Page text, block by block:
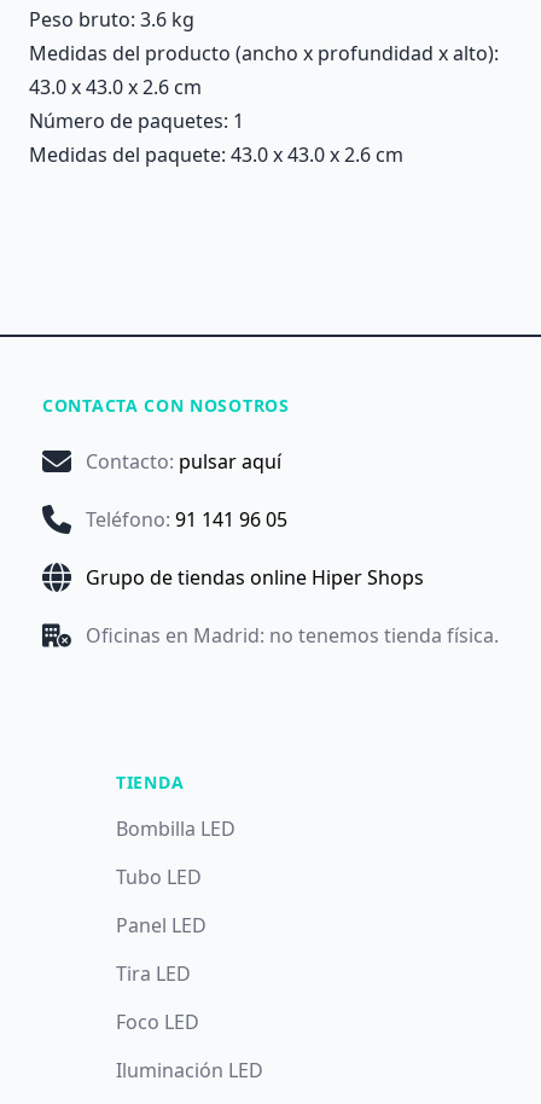
Peso bruto: 3.6 kg
Medidas del producto (ancho x profundidad x alto):
43.0 x 43.0 x 2.6 cm
Número de paquetes: 1
Medidas del paquete: 43.0 x 43.0 x 2.6 cm
CONTACTA CON NOSOTROS
Contacto: pulsar aquí
Teléfono: 91 141 96 05
Grupo de tiendas online Hiper Shops
Oficinas en Madrid: no tenemos tienda física.
TIENDA
Bombilla LED
Tubo LED
Panel LED
Tira LED
Foco LED
Iluminación LED